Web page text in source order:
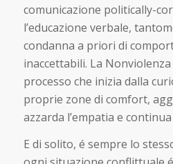
comunicazione politically-
l’educazione verbale,
condanna a priori di
inaccettabili. La Nonviolenza
processo che inizia dalla
proprie zone di comfort,
azzarda l’empatia e
E di solito, é sempre lo